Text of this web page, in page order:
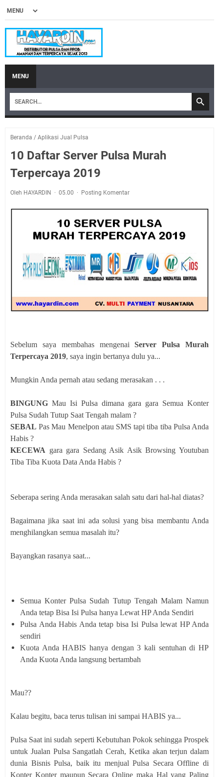
MENU
Beranda / Aplikasi Jual Pulsa
10 Daftar Server Pulsa Murah
Terpercaya 2019
Oleh HAYARDIN 05.00 Posting Komentar
Sebelum saya membahas mengenaiServer Pulsa Murah
Terpercaya 2019, saya ingin bertanya dulu ya...
Mungkin Anda pernah atau sedang merasakan . . .
BINGUNG Mau Isi Pulsa dimana gara gara Semua Konter
Pulsa Sudah Tutup Saat Tengah malam ?
SEBAL Pas Mau Menelpon atau SMS tapi tiba tiba Pulsa Anda
Habis ?
KECEWA gara gara Sedang Asik Asik Browsing Youtuban
Tiba Tiba Kuota Data Anda Habis ?
Seberapa sering Anda merasakan salah satu dari hal-hal diatas?
Bagaimana jika saat ini ada solusi yang bisa membantu Anda
menghilangkan semua masalah itu?
Bayangkan rasanya saat...
Semua Konter Pulsa Sudah Tutup Tengah Malam Namun
Anda tetap Bisa Isi Pulsa hanya Lewat HP Anda Sendiri
Pulsa Anda Habis Anda tetap bisa Isi Pulsa lewat HP Anda
sendiri
Kuota Anda HABIS hanya dengan 3 kali sentuhan di HP
Anda Kuota Anda langsung bertambah
Mau??
Kalau begitu, baca terus tulisan ini sampai HABIS ya...
Pulsa Saat ini sudah seperti Kebutuhan Pokok sehingga Prospek
untuk Jualan Pulsa Sangatlah Cerah, Ketika akan terjun dalam
dunia Bisnis Pulsa, baik itu menjual Pulsa Secara Offline di
Konter Konter maupun Secara Online maka Hal yang Paling